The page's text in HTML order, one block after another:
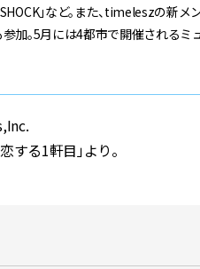
」など。また、timeleszの新
。5月には4都市で開催されるミ
る1軒目」より。